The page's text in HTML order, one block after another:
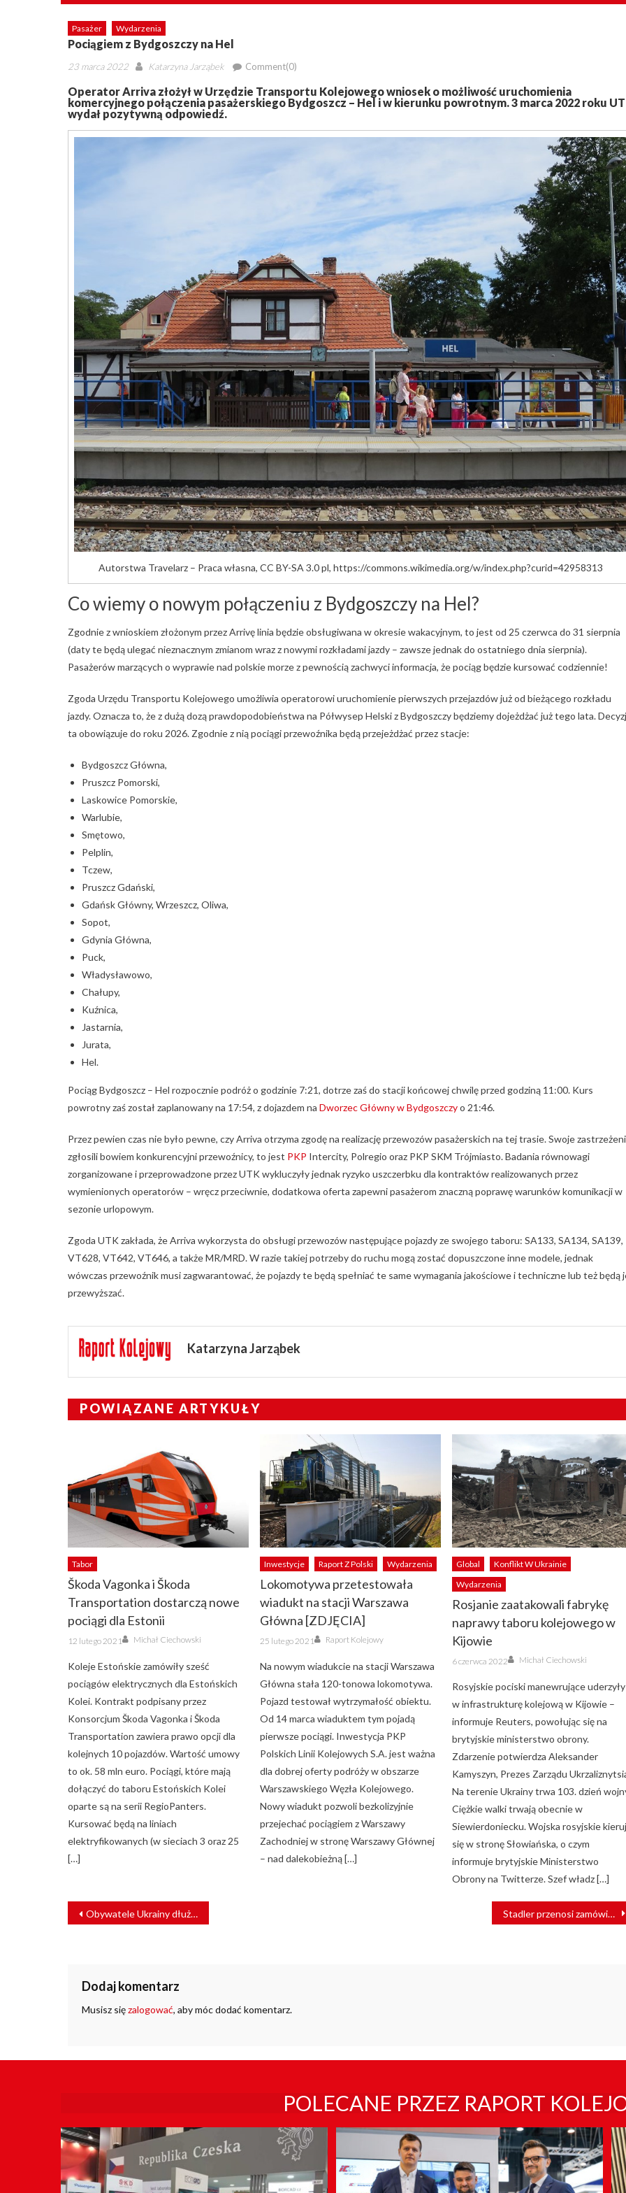
Pasażer Wydarzenia
Pociągiem z Bydgoszczy na Hel
Posted
23 marca 2022 Author
Katarzyna Jarząbek Comment(0)
Operator Arriva złożył w Urzędzie Transportu Kolejowego wniosek o możliwość uruchomienia
komercyjnego połączenia pasażerskiego Bydgoszcz – Hel i w kierunku powrotnym. 3 marca 2022 roku
wydał pozytywną odpowiedź.
Autorstwa Travelarz – Praca własna, CC BY-SA 3.0 pl, https://commons.wikimedia.org/w/index.php?curid=42958313
Co wiemy o nowym połączeniu z Bydgoszczy na Hel?
Zgodnie z wnioskiem złożonym przez Arrivę linia będzie obsługiwana w okresie wakacyjnym, to jest od 25 czerwca do 31 sierpnia
(daty te będą ulegać nieznacznym zmianom wraz z nowymi rozkładami jazdy – zawsze jednak do ostatniego dnia sierpnia).
Pasażerów marzących o wyprawie nad polskie morze z pewnością zachwyci informacja, że pociąg będzie kursować codziennie!
Zgoda Urzędu Transportu Kolejowego umożliwia operatorowi uruchomienie pierwszych przejazdów już od bieżącego rozkładu
jazdy. Oznacza to, że z dużą dozą prawdopodobieństwa na Półwysep Helski z Bydgoszczy będziemy dojeżdżać już tego lata.
ta obowiązuje do roku 2026. Zgodnie z nią pociągi przewoźnika będą przejeżdżać przez stacje:
Bydgoszcz Główna,
Pruszcz Pomorski,
Laskowice Pomorskie,
Warlubie,
Smętowo,
Pelplin,
Tczew,
Pruszcz Gdański,
Gdańsk Główny, Wrzeszcz, Oliwa,
Sopot,
Gdynia Główna,
Puck,
Władysławowo,
Chałupy,
Kuźnica,
Jastarnia,
Jurata,
Hel.
Pociąg Bydgoszcz – Hel rozpocznie podróż o godzinie 7:21, dotrze zaś do stacji końcowej chwilę przed godziną 11:00. Kurs
powrotny zaś został zaplanowany na 17:54, z dojazdem na Dworzec Główny w Bydgoszczyo 21:46.
Przez pewien czas nie było pewne, czy Arriva otrzyma zgodę na realizację przewozów pasażerskich na tej trasie. Swoje
zgłosili bowiem konkurencyjni przewoźnicy, to jest PKP Intercity, Polregio oraz PKP SKM Trójmiasto. Badania równowagi
zorganizowane i przeprowadzone przez UTK wykluczyły jednak ryzyko uszczerbku dla kontraktów realizowanych przez
wymienionych operatorów – wręcz przeciwnie, dodatkowa oferta zapewni pasażerom znaczną poprawę warunków komunikacji w
sezonie urlopowym.
Zgoda UTK zakłada, że Arriva wykorzysta do obsługi przewozów następujące pojazdy ze swojego taboru: SA133, SA134, SA139,
VT628, VT642, VT646, a także MR/MRD. W razie takiej potrzeby do ruchu mogą zostać dopuszczone inne modele, jednak
wówczas przewoźnik musi zagwarantować, że pojazdy te będą spełniać te same wymagania jakościowe i techniczne lub też będą
przewyższać.
Katarzyna Jarząbek
POWIĄZANE ARTYKUŁY
Tabor
Škoda Vagonka i Škoda
Transportation dostarczą nowe
pociągi dla Estonii
Posted
on
12 lutego 2021 Author
Michał Ciechowski
Koleje Estońskie zamówiły sześć
pociągów elektrycznych dla Estońskich
Kolei. Kontrakt podpisany przez
Konsorcjum Škoda Vagonka i Škoda
Transportation zawiera prawo opcji dla
kolejnych 10 pojazdów. Wartość umowy
to ok. 58 mln euro. Pociągi, które mają
dołączyć do taboru Estońskich Kolei
oparte są na serii RegioPanters.
Kursować będą na liniach
elektryfikowanych (w sieciach 3 oraz 25
[…]
Inwestycje Raport Z Polski Wydarzenia
Lokomotywa przetestowała
wiadukt na stacji Warszawa
Główna [ZDJĘCIA]
Posted
on
25 lutego 2021 Author
Raport Kolejowy
Na nowym wiadukcie na stacji Warszawa
Główna stała 120-tonowa lokomotywa.
Pojazd testował wytrzymałość obiektu.
Od 14 marca wiaduktem tym pojadą
pierwsze pociągi. Inwestycja PKP
Polskich Linii Kolejowych S.A. jest ważna
dla dobrej oferty podróży w obszarze
Warszawskiego Węzła Kolejowego.
Nowy wiadukt pozwoli bezkolizyjnie
przejechać pociągiem z Warszawy
Zachodniej w stronę Warszawy Głównej
– nad dalekobieżną […]
Global
Konflikt W Ukrainie
Wydarzenia
Rosjanie zaatakowali fabrykę
naprawy taboru kolejowego w
Kijowie
Posted
on
6 czerwca 2022 Author
Michał Ciechowski
Rosyjskie pociski manewrujące uderzyły
w infrastrukturę kolejową w Kijowie –
informuje Reuters, powołując się na
brytyjskie ministerstwo obrony.
Zdarzenie potwierdza Aleksander
Kamyszyn, Prezes Zarządu
Na terenie Ukrainy trwa 103. dzień
Ciężkie walki trwają obecnie w
Siewierdoniecku. Wojska rosyjskie
się w stronę Słowiańska, o czym
informuje brytyjskie Ministerstwo
Obrony na Twitterze. Szef władz […]
NAWIGACJA
WPISU
Obywatele Ukrainy dłużej pojadą bezpłatnie na Mazowszu Stadler przenosi zamówienia z Białorusi
Dodaj komentarz
Musisz sięzalogować, aby móc dodać komentarz.
POLECANE PRZEZ RAPORT